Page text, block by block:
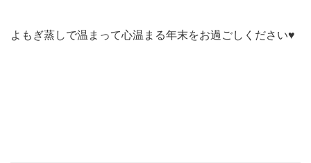
よもぎ蒸しで温まって心温まる年末をお過ごしください♥